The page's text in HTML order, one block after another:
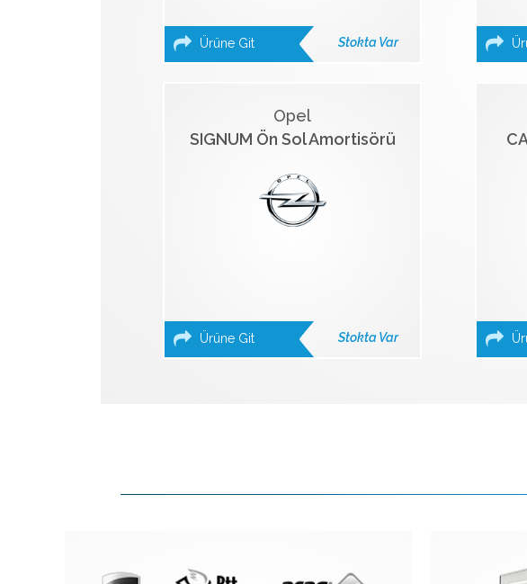
Ürüne Git Stokta Var
Opel
SIGNUM Ön Sol Amortisörü
Ürüne Git Stokta Var